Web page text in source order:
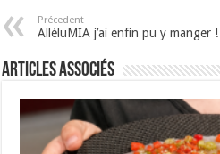
Précedent
AlléluMIA j’ai enfin pu y manger !
Articles associés